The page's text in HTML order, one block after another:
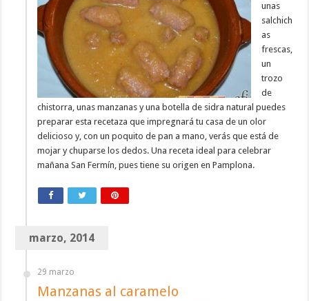
unas
salchich
as
frescas,
un
trozo
de
chistorra, unas manzanas y una botella de sidra natural puedes
preparar esta recetaza que impregnará tu casa de un olor
delicioso y, con un poquito de pan a mano, verás que está de
mojar y chuparse los dedos. Una receta ideal para celebrar
mañana San Fermín, pues tiene su origen en Pamplona.
marzo, 2014
29 marzo
Manzanas al caramelo